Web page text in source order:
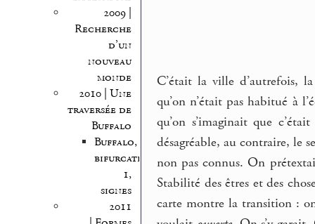
2009 |
Recherche
d’un
nouveau
monde
2010 | Une
traversée de
Buffalo
Buffalo,
bifurcations
1,
signes
2011
C’était la ville d’autrefois,
qu’on n’était pas habitué à
qu’on s’imaginait que
désagréable, au contraire, le
non pas connus. On
Stabilité des êtres et des
carte montre la transition :